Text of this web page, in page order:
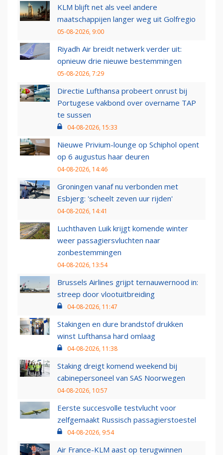
KLM blijft net als veel andere
maatschappijen langer weg uit Golfregio
05-08-2026, 9:00
Riyadh Air breidt netwerk verder uit:
opnieuw drie nieuwe bestemmingen
05-08-2026, 7:29
Directie Lufthansa probeert onrust bij
Portugese vakbond over overname TAP
te sussen
04-08-2026, 15:33
Nieuwe Privium-lounge op Schiphol opent
op 6 augustus haar deuren
04-08-2026, 14:46
Groningen vanaf nu verbonden met
Esbjerg: 'scheelt zeven uur rijden'
04-08-2026, 14:41
Luchthaven Luik krijgt komende winter
weer passagiersvluchten naar
zonbestemmingen
04-08-2026, 13:54
Brussels Airlines grijpt ternauwernood in:
streep door vlootuitbreiding
04-08-2026, 11:47
Stakingen en dure brandstof drukken
winst Lufthansa hard omlaag
04-08-2026, 11:38
Staking dreigt komend weekend bij
cabinepersoneel van SAS Noorwegen
04-08-2026, 10:57
Eerste succesvolle testvlucht voor
zelfgemaakt Russisch passagierstoestel
04-08-2026, 9:54
Air France-KLM aast op terugwinnen